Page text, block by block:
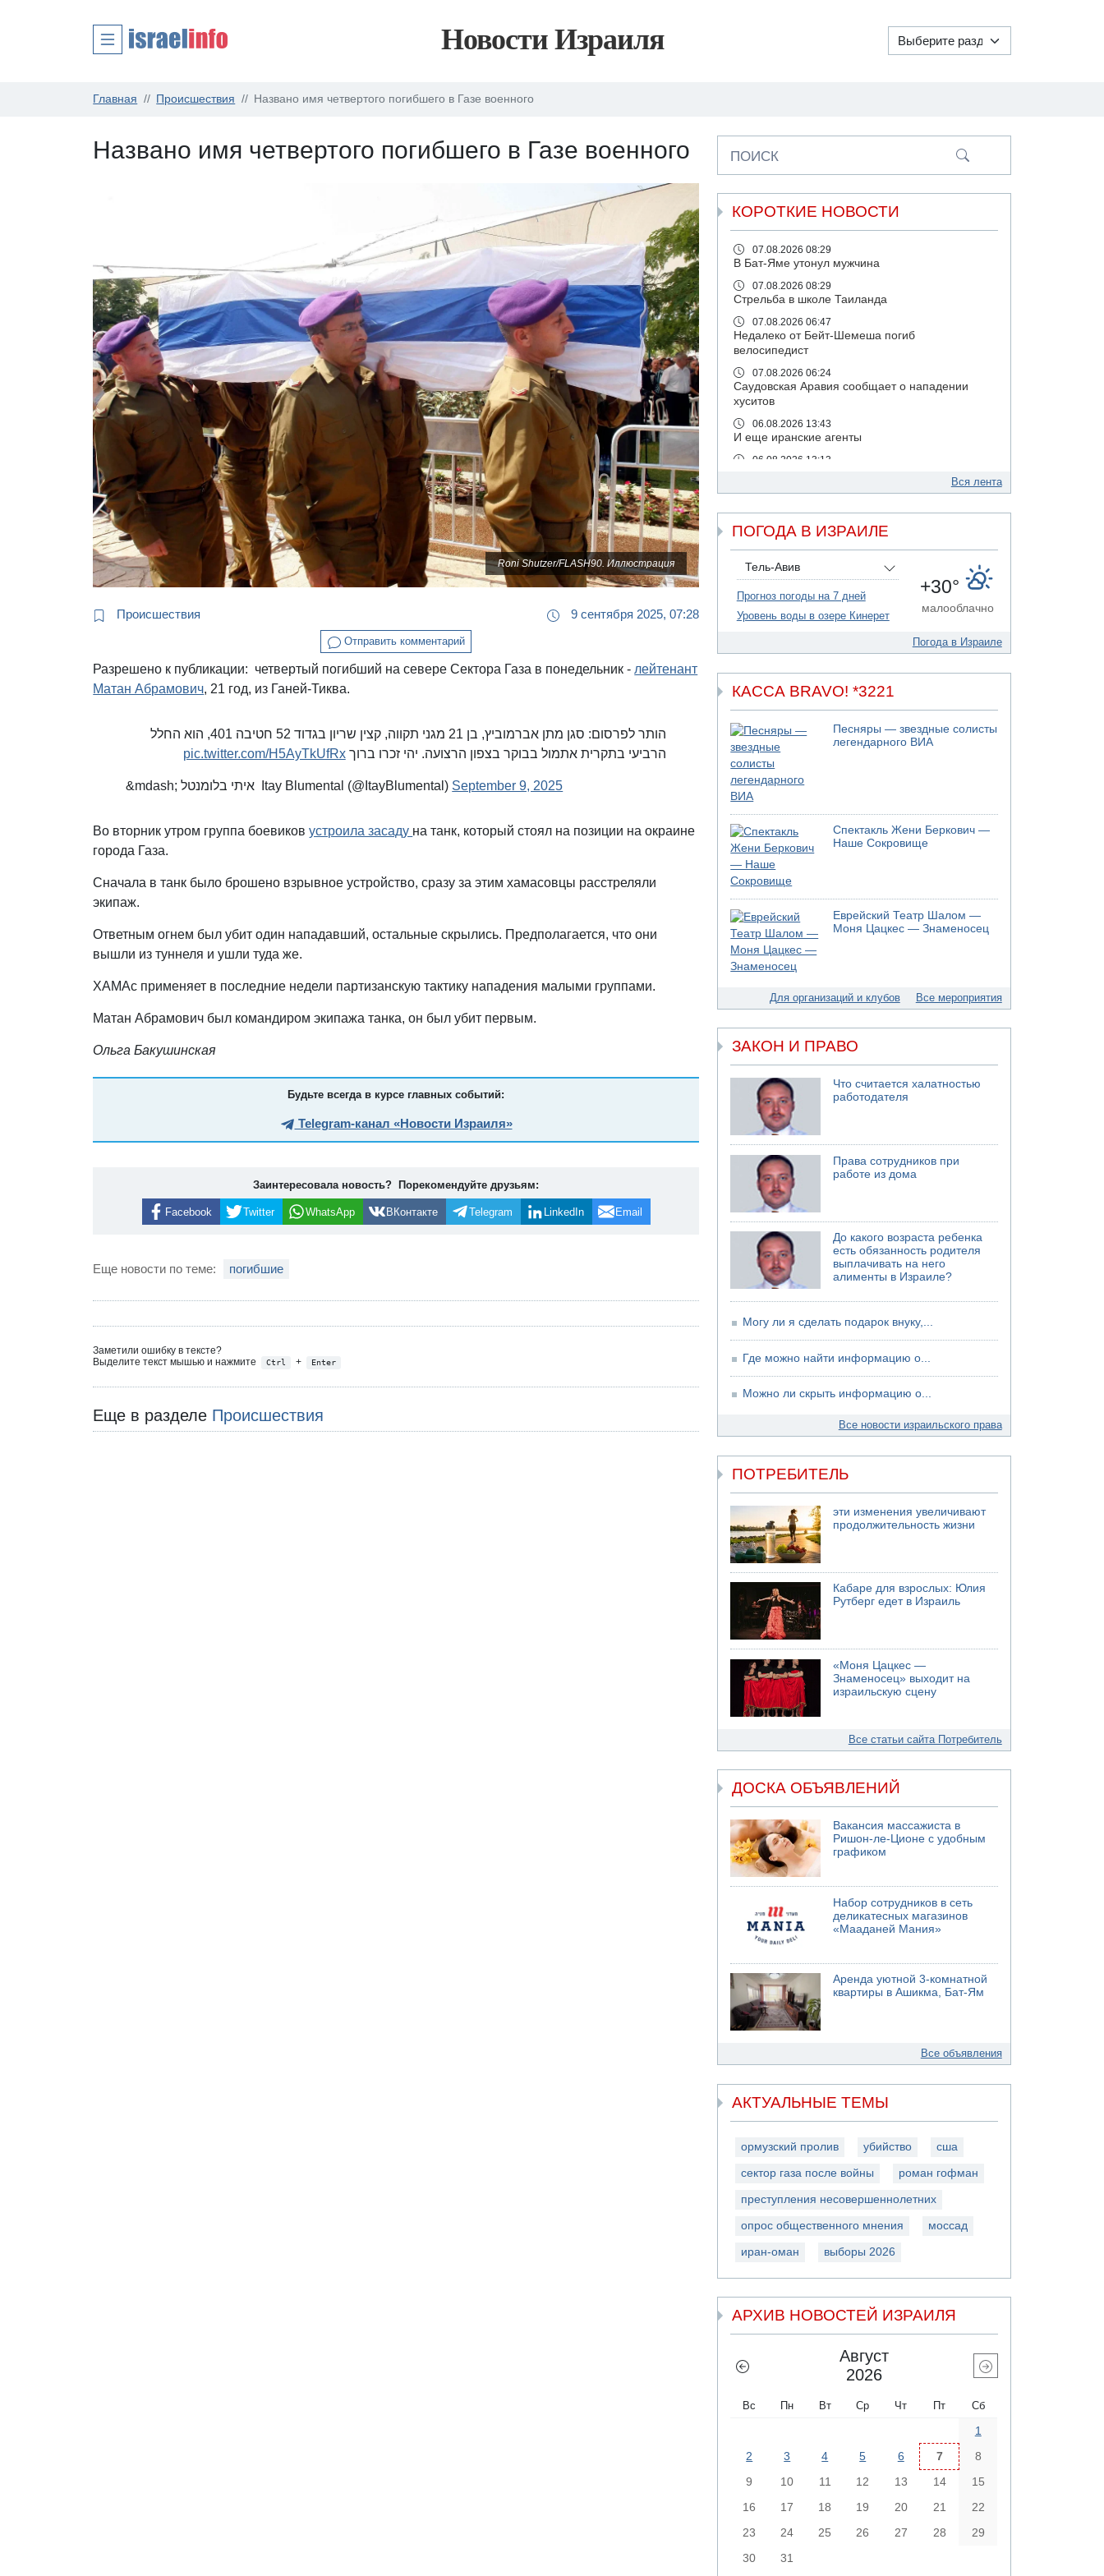
Новости Израиля
Главная Происшествия Названо имя четвертого погибшего в Газе военного
Названо имя четвертого погибшего в Газе военного
Roni Shutzer/FLASH90. Иллюстрация
Происшествия 9 сентября 2025, 07:28
Отправить комментарий
Разрешено к публикации: четвертый погибший на севере Сектора Газа в понедельник - лейтенант
Матан Абрамович, 21 год, из Ганей-Тиква.
הותר לפרסום: סגן מתן אברמוביץ, בן 21 מגני תקווה, קצין שריון בגדוד 52 חטיבה 401, הוא החלל
הרביעי בתקרית אתמול בבוקר בצפון הרצועה. יהי זכרו ברוךpic.twitter.com/H5AyTkUfRx
&mdash; איתי בלומנטל Itay Blumental (@ItayBlumental) September 9, 2025
Во вторник утром группа боевиковустроила засаду на танк, который стоял на позиции на окраине
города Газа.
Сначала в танк было брошено взрывное устройство, сразу за этим хамасовцы расстреляли
экипаж.
Ответным огнем был убит один нападавший, остальные скрылись. Предполагается, что они
вышли из туннеля и ушли туда же.
ХАМАс применяет в последние недели партизанскую тактику нападения малыми группами.
Матан Абрамович был командиром экипажа танка, он был убит первым.
Ольга Бакушинская
Будьте всегда в курсе главных событий:
Telegram-канал «Новости Израиля»
Заинтересовала новость? Порекомендуйте друзьям:
Facebook Twitter WhatsApp ВКонтакте Telegram LinkedIn Email
Еще новости по теме: погибшие
Заметили ошибку в тексте?
Выделите текст мышью и нажмите
Ctrl + Enter
Еще в разделе Происшествия
ПОИСК
КОРОТКИЕ НОВОСТИ
07.08.2026 08:29
В Бат-Яме утонул мужчина
07.08.2026 08:29
Стрельба в школе Таиланда
07.08.2026 06:47
Недалеко от Бейт-Шемеша погиб
велосипедист
07.08.2026 06:24
Саудовская Аравия сообщает о нападении
хуситов
06.08.2026 13:43
И еще иранские агенты
06.08.2026 13:13
06.08.2026 13:07
Возле Кирьят-Арбы пожар на местности
06.08.2026 12:06
США не будут давить на Израиль в вопросе
06.08.2026 11:41
Трое подростков ограбили сексшоп в Холоне
06.08.2026 08:11
Украинская атака на российский НПЗ
Израиль провел испытания системы
противоракетной обороны "Хец"
МАДА призывает израильтян срочно сдавать
кровь
Бывший посол Израиля в ООН Гилад Эрдан
объявит в четверг о создании новой
политической партии
На севере Израиля на берег выбросило тело
05.08.2026 13:32
В России горят новые склады
Вся лента
ПОГОДА В ИЗРАИЛЕ
Тель-Авив
Прогноз погоды на 7 дней
Уровень воды в озере Кинерет
+30°
малооблачно
Погода в Израиле
КАССА BRAVO! *3221
Песняры — звездные солисты
легендарного ВИА
Спектакль Жени Беркович —
Наше Сокровище
Еврейский Театр Шалом —
Моня Цацкес — Знаменосец
Для организаций и клубов Все мероприятия
ЗАКОН И ПРАВО
Что считается халатностью
работодателя
Права сотрудников при
работе из дома
До какого возраста ребенка
есть обязанность родителя
выплачивать на него
алименты в Израиле?
Могу ли я сделать подарок внуку,...
Где можно найти информацию о...
Можно ли скрыть информацию о...
Все новости израильского права
ПОТРЕБИТЕЛЬ
эти изменения увеличивают
продолжительность жизни
Кабаре для взрослых: Юлия
Рутберг едет в Израиль
«Моня Цацкес —
Знаменосец» выходит на
израильскую сцену
Все статьи сайта Потребитель
ДОСКА ОБЪЯВЛЕНИЙ
Вакансия массажиста в
Ришон-ле-Ционе с удобным
графиком
Набор сотрудников в сеть
деликатесных магазинов
«Мааданей Мания»
Аренда уютной 3-комнатной
квартиры в Ашикма, Бат-Ям
Все объявления
АКТУАЛЬНЫЕ ТЕМЫ
ормузский пролив убийство сша
сектор газа после войны роман гофман
преступления несовершеннолетних
опрос общественного мнения моссад
иран-оман выборы 2026
АРХИВ НОВОСТЕЙ ИЗРАИЛЯ
Август
2026
Вс Пн Вт Ср Чт Пт Сб
1
2
3 4 5 6 7
8
9
10 11 12 13 14
15
16
17 18 19 20 21
22
23
24 25 26 27 28
29
30
31